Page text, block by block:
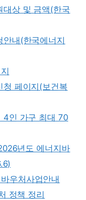
상 및 금액(한국
내(한국에너지
페이지(보건복
인 가구 최대 70
년도 에너지바
우처사업안내
정책 정리